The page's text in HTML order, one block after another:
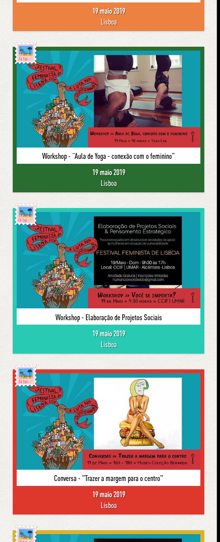
19 maio 2019
Lisboa
Já foi
Workshop - “Aula de Yoga - conexão com o feminino”
19 maio 2019
Lisboa
Já foi
Workshop - Elaboração de Projetos Sociais
19 maio 2019
Lisboa
Já foi
Conversa - "Trazer a margem para o centro"
19 maio 2019
Lisboa